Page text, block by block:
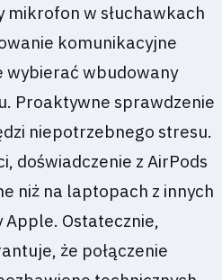
mikrofon w słuchawkach
komunikacyjne
wybierać wbudowany
Proaktywne sprawdzenie
niepotrzebnego stresu.
doświadczenie z AirPods
niż na laptopach z innych
Ostatecznie,
że połączenie